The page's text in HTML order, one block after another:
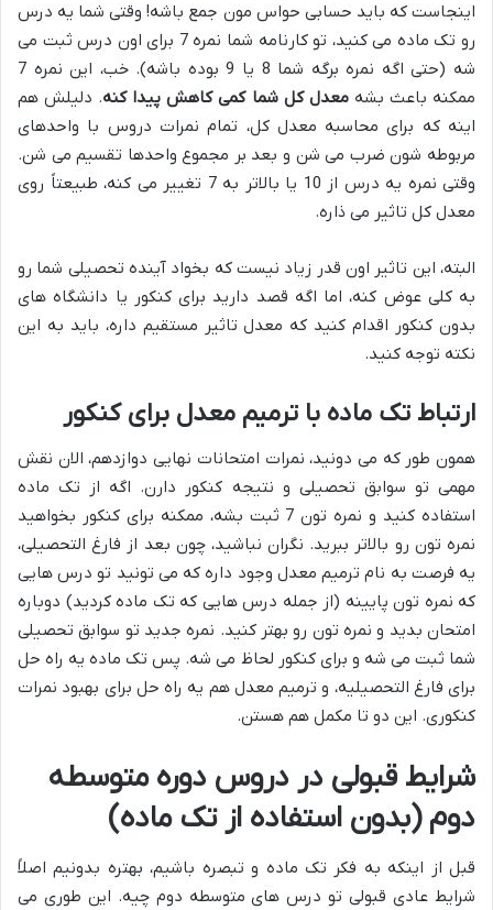
اینجاست که باید حسابی حواس مون جمع باشه! وقتی شما یه درس
رو تک ماده می کنید، تو کارنامه شما نمره 7 برای اون درس ثبت می
شه (حتی اگه نمره برگه شما 8 یا 9 بوده باشه). خب، این نمره 7
ممکنه باعث بشهمعدل کل شما کمی کاهش پیدا کنه. دلیلش هم
اینه که برای محاسبه معدل کل، تمام نمرات دروس با واحدهای
مربوطه شون ضرب می شن و بعد بر مجموع واحدها تقسیم می شن.
وقتی نمره یه درس از 10 یا بالاتر به 7 تغییر می کنه، طبیعتاً روی
معدل کل تاثیر می ذاره.
البته، این تاثیر اون قدر زیاد نیست که بخواد آینده تحصیلی شما رو
به کلی عوض کنه، اما اگه قصد دارید برای کنکور یا دانشگاه های
بدون کنکور اقدام کنید که معدل تاثیر مستقیم داره، باید به این
نکته توجه کنید.
ارتباط تک ماده با ترمیم معدل برای کنکور
همون طور که می دونید، نمرات امتحانات نهایی دوازدهم، الان نقش
مهمی تو سوابق تحصیلی و نتیجه کنکور دارن. اگه از تک ماده
استفاده کنید و نمره تون 7 ثبت بشه، ممکنه برای کنکور بخواهید
نمره تون رو بالاتر ببرید. نگران نباشید، چون بعد از فارغ التحصیلی،
یه فرصت به نام ترمیم معدل وجود داره که می تونید تو درس هایی
که نمره تون پایینه (از جمله درس هایی که تک ماده کردید) دوباره
امتحان بدید و نمره تون رو بهتر کنید. نمره جدید تو سوابق تحصیلی
شما ثبت می شه و برای کنکور لحاظ می شه. پس تک ماده یه راه حل
برای فارغ التحصیلیه، و ترمیم معدل هم یه راه حل برای بهبود نمرات
کنکوری. این دو تا مکمل هم هستن.
شرایط قبولی در دروس دوره متوسطه
دوم (بدون استفاده از تک ماده)
قبل از اینکه به فکر تک ماده و تبصره باشیم، بهتره بدونیم اصلاً
شرایط عادی قبولی تو درس های متوسطه دوم چیه. این طوری می